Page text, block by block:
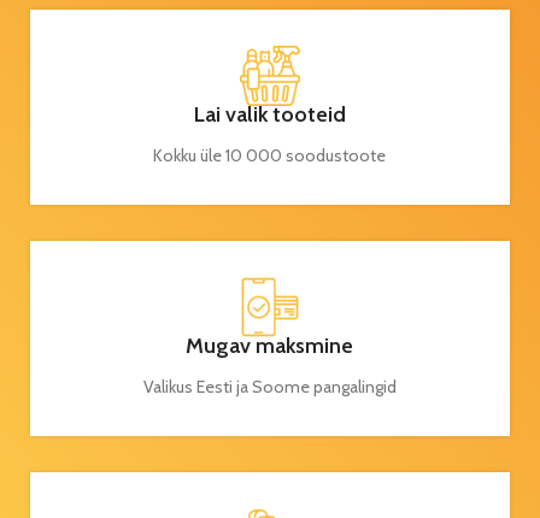
Lai valik tooteid
Kokku üle 10 000 soodustoote
Mugav maksmine
Valikus Eesti ja Soome pangalingid